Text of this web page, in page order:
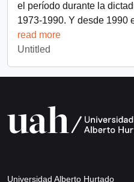
el período durante la
1973-1990. Y desde 1990
read more
Untitled
Universidad Alberto Hurtado